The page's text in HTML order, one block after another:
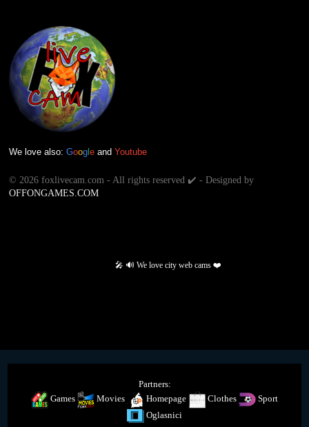
We love also: Goog e and Youtube
© 2026 foxlivecam.com - All rights reserved ✔️ - Designed by
OFFONGAMES.COM
🎤 🔊 We love city web cams ❤️
Partners:
Games
Movies Homepage Clothes
Sport
Oglasnici